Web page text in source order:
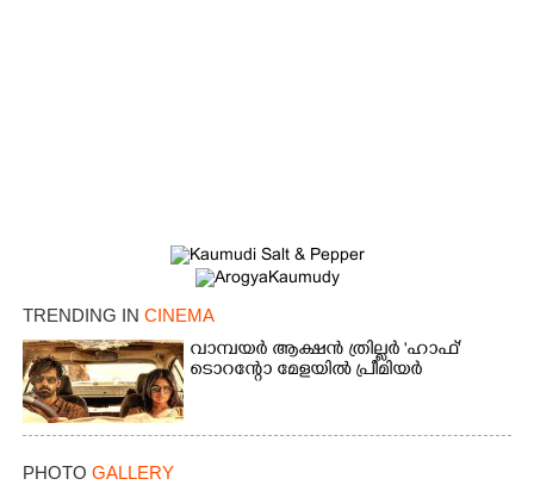
TRENDING IN CINEMA
വാമ്പയർ ആക്ഷൻ ത്രില്ലർ 'ഹാഫ്'
ടൊറന്റോ മേളയിൽ പ്രീമിയർ
PHOTO GALLERY